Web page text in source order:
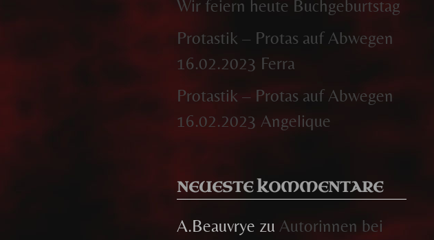
Wir feiern heute Buchgeburtstag
Protastik – Protas auf Abwegen
16.02.2023 Ferra
Protastik – Protas auf Abwegen
16.02.2023 Angelique
NEUESTE KOMMENTARE
A.Beauvrye zu Autorinnen bei